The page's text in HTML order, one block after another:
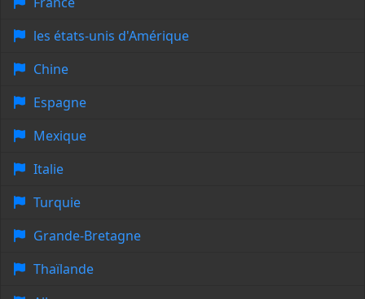
les états-unis d'Amérique
Chine
Espagne
Mexique
Italie
Turquie
Grande-Bretagne
Thaïlande